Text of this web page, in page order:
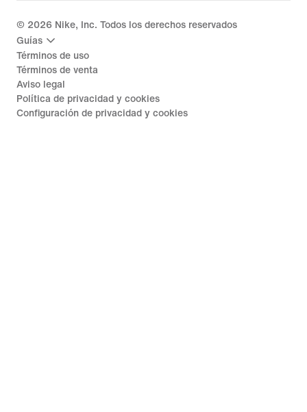
© 2026 Nike, Inc. Todos los derechos reservados
Guías
Términos de uso
Términos de venta
Aviso legal
Política de privacidad y cookies
Configuración de privacidad y cookies